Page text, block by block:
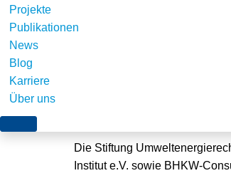
Projekte
Publikationen
News
Blog
Karriere
Über uns
Kraft-
Die Stiftung
Institut e.V. sowie BHKW-